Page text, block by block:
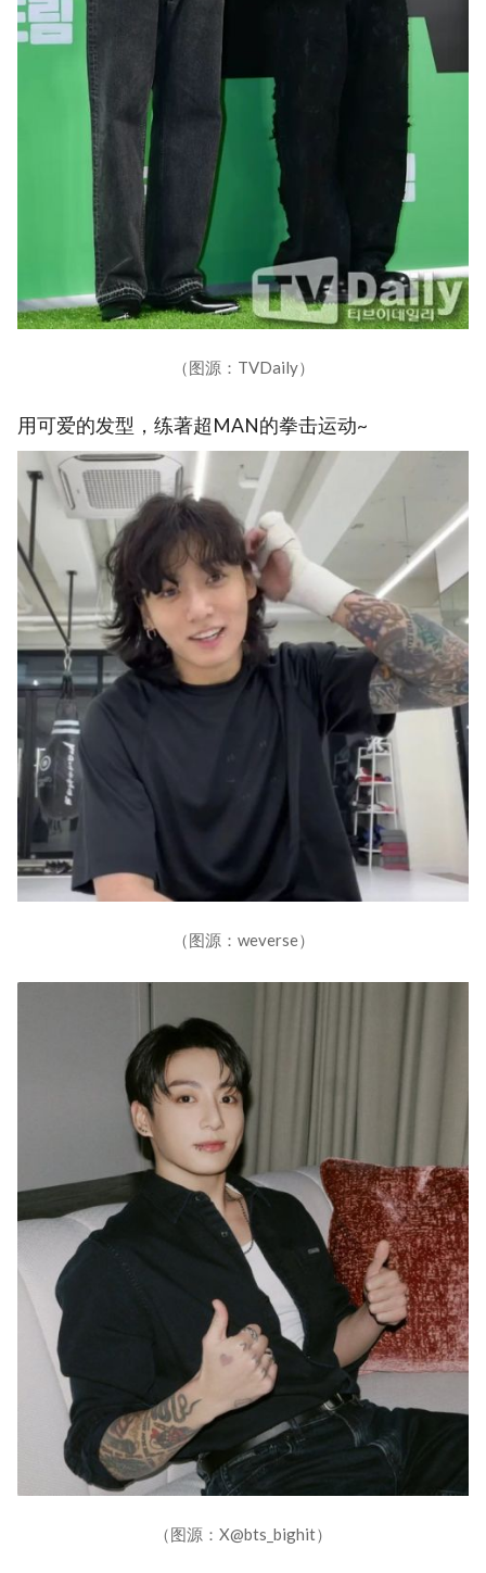
（图源：TVDaily）
用可爱的发型，练著超MAN的拳击运动~
（图源：weverse）
（图源：X@bts_bighit）